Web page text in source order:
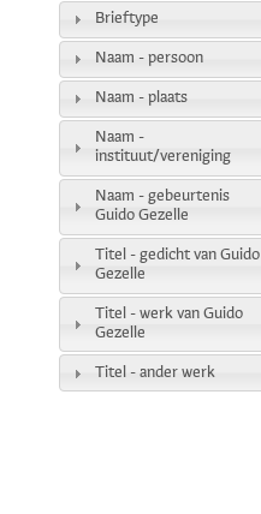
Brieftype
Naam - persoon
Naam - plaats
Naam -
instituut/vereniging
Naam - gebeurtenis
Guido Gezelle
Titel - gedicht van Guido
Gezelle
Titel - werk van Guido
Gezelle
Titel - ander werk